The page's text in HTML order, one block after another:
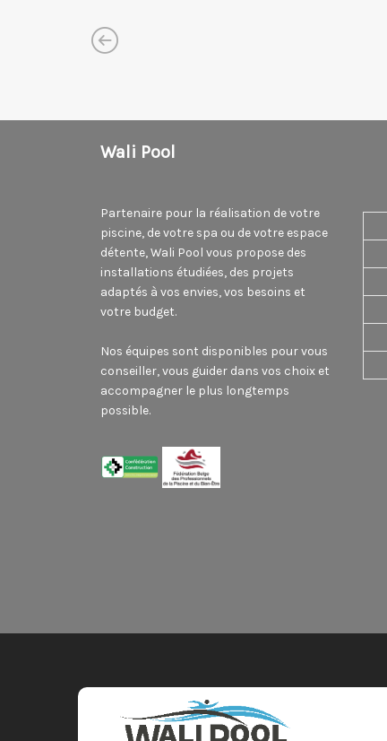
Wali Pool
Partenaire pour la réalisation de votre
piscine, de votre spa ou de votre espace
détente, Wali Pool vous propose des
installations étudiées, des projets
adaptés à vos envies, vos besoins et
votre budget.
Nos équipes sont disponibles pour vous
conseiller, vous guider dans vos choix et
accompagner le plus longtemps
possible.